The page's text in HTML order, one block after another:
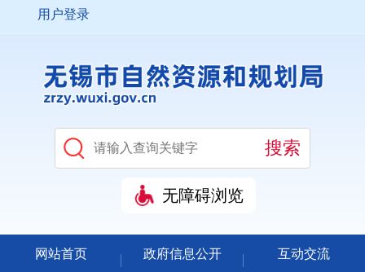
用户登录
无障碍浏览
网站首页 政府信息公开
互动交流